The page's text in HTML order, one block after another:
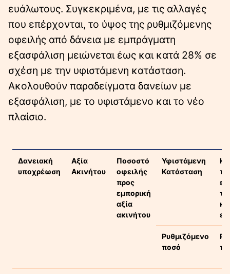
ευάλωτους. Συγκεκριμένα, με τις αλλαγές
που επέρχονται, το ύψος της ρυθμιζόμενης
οφειλής από δάνεια με εμπράγματη
εξασφάλιση μειώνεται έως και κατά 28% σε
σχέση με την υφιστάμενη κατάσταση.
Ακολουθούν παραδείγματα δανείων με
εξασφάλιση, με το υφιστάμενο και το νέο
πλαίσιο.
Δανειακή
υποχρέωση
Αξία
Ακινήτου
Ποσοστό
οφειλής
προς
εμπορική
αξία
ακινήτου
Υφιστάμενη
Κατάσταση
Ρυθμιζόμενο
ποσό